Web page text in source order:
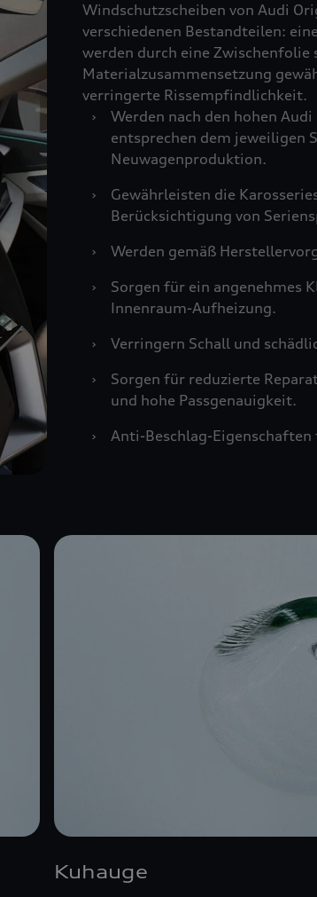
Windschutzscheiben von Audi
verschiedenen Bestandteilen:
werden durch eine Zwischenfolie
Materialzusammensetzung
verringerte Rissempfindlichkeit.
›
Werden nach den hohen
entsprechen dem jeweiligen
Neuwagenproduktion.
›
Gewährleisten die
Berücksichtigung von
›
Werden gemäß
›
Sorgen für ein angenehmes
Innenraum-Aufheizung.
›
Verringern Schall und
›
Sorgen für reduzierte
und hohe Passgenauigkeit.
›
Anti-Beschlag-
Kuhauge